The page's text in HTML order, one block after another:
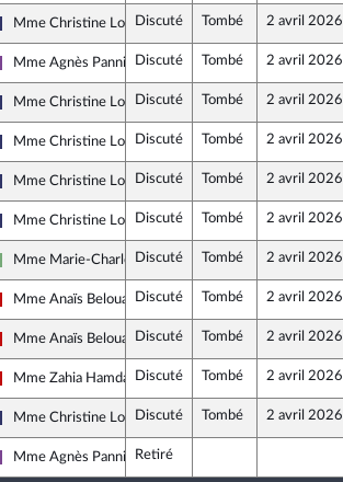
Rassemblement National
Mme Christine Loir Discuté Tombé 2 avril 2026
Ensemble pour la République
Mme Agnès Pannier-Runacher
Discuté Tombé 2 avril 2026
Rassemblement National
Mme Christine Loir Discuté Tombé 2 avril 2026
Rassemblement National
Mme Christine Loir Discuté Tombé 2 avril 2026
Rassemblement National
Mme Christine Loir Discuté Tombé 2 avril 2026
Rassemblement National
Mme Christine Loir Discuté Tombé 2 avril 2026
Écologiste et Social
Mme Marie-Charlotte Garin
Discuté Tombé 2 avril 2026
La France insoumise - Nouveau Front Populaire
Mme Anaïs Belouassa-Cherifi
Discuté Tombé 2 avril 2026
La France insoumise - Nouveau Front Populaire
Mme Anaïs Belouassa-Cherifi
Discuté Tombé 2 avril 2026
La France insoumise - Nouveau Front Populaire
Mme Zahia HamdaneDiscuté Tombé 2 avril 2026
Rassemblement National
Mme Christine Loir Discuté Tombé 2 avril 2026
Ensemble pour la République
Mme Agnès Pannier-Runacher
Retiré